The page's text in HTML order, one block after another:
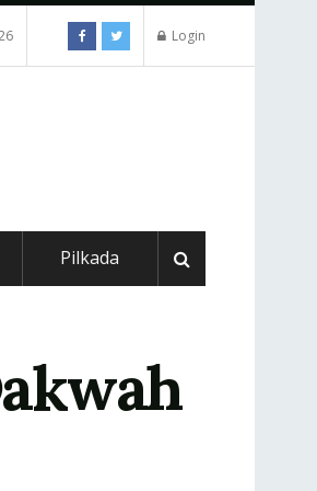
Login
Pilkada